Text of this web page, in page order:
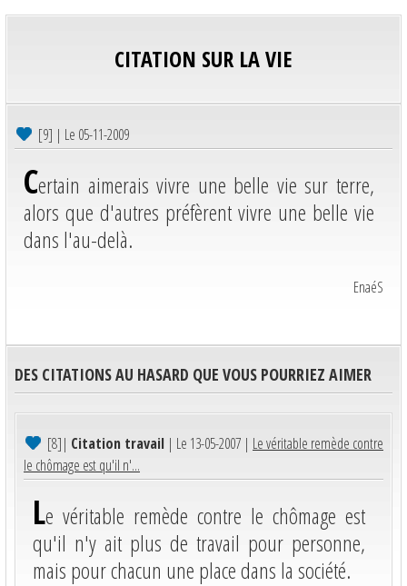
CITATION SUR LA VIE
[9] | Le 05-11-2009
Certain aimerais vivre une belle vie sur terre,
alors que d'autres préfèrent vivre une belle vie
dans l'au-delà.
EnaéS
DES CITATIONS AU HASARD QUE VOUS POURRIEZ AIMER
[8]| Citation travail | Le 13-05-2007 | Le véritable remède contre
le chômage est qu'il n'...
Le véritable remède contre le chômage est
qu'il n'y ait plus de travail pour personne,
mais pour chacun une place dans la société.